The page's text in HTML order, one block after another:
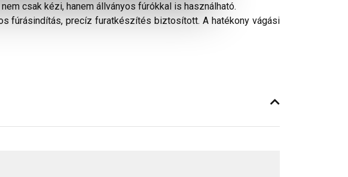
csak kézi, hanem állványos fúrókkal is használható.
fúrásindítás, precíz furatkészítés biztosított. A hatékony vágási